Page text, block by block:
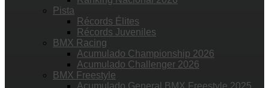
Pista
Récords Élites
Récords Juveniles
BMX Racing
Acumulado Championship 2026
Acumulado Challenger 2026
BMX Freestyle